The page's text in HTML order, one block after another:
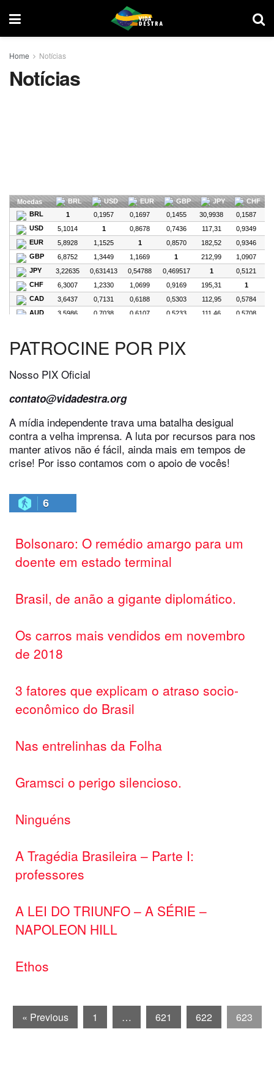
Home Notícias
Notícias
PATROCINE POR PIX
Nosso PIX Oficial
contato@vidadestra.org
A mídia independente trava uma batalha desigual
contra a velha imprensa. A luta por recursos para nos
manter ativos não é fácil, ainda mais em tempos de
crise! Por isso contamos com o apoio de vocês!
6
Bolsonaro: O remédio amargo para um
doente em estado terminal
Brasil, de anão a gigante diplomático.
Os carros mais vendidos em novembro
de 2018
3 fatores que explicam o atraso socio-
econômico do Brasil
Nas entrelinhas da Folha
Gramsci o perigo silencioso.
Ninguéns
A Tragédia Brasileira – Parte I:
professores
A LEI DO TRIUNFO – A SÉRIE –
NAPOLEON HILL
Ethos
« Previous 1 … 621 622 623